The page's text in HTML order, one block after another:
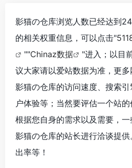
影猫の仓库浏览人数已经达到
的相关权重信息，可以点击"
""Chinaz数据
"进入；以目
议大家请以爱站数据为准，更多
影猫の仓库的访问速度、搜索
户体验等；当然要评估一个站
根据您自身的需求以及需要，
影猫の仓库的站长进行洽谈提
出率等！